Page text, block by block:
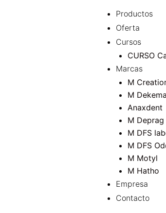
Productos
Oferta
Cursos
Marcas
M
M Dekema
Anaxdent
M
M DFS
M DFS
M Motyl
M Hatho
Empresa
Contacto
Menu